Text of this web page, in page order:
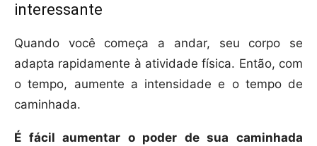
interessante
Quando você começa a andar, seu corpo se
adapta rapidamente à atividade física. Então, com
o tempo, aumente a intensidade e o tempo de
caminhada.
É fácil aumentar o poder de sua caminhada